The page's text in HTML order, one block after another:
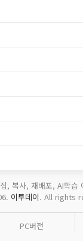
, 복사, 재배포, AI학습
이투데이. All rights
PC버전